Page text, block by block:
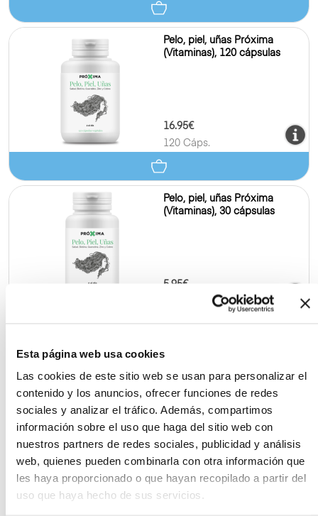
Esta página web usa cookies
Las cookies de este sitio web se usan para personalizar el
contenido y los anuncios, ofrecer funciones de redes
sociales y analizar el tráfico. Además, compartimos
información sobre el uso que haga del sitio web con
nuestros partners de redes sociales, publicidad y análisis
web, quienes pueden combinarla con otra información que
les haya proporcionado o que hayan recopilado a partir del
uso que haya hecho de sus servicios.
Pelo, piel, uñas Próxima
(Vitaminas), 120 cápsulas
16.95€
120 Cáps.
Pelo, piel, uñas Próxima
(Vitaminas), 30 cápsulas
5.95€
Probiótico Próxima (Defensa),
7.95€
15 Cáps.